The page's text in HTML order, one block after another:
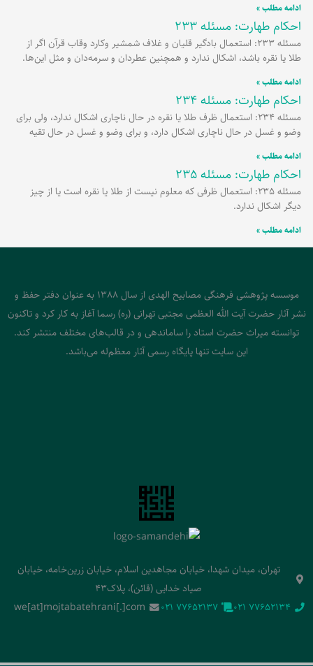
ادامه مطلب »
احکام طهارت: مسئله 233
مسئله 233: استعمال بادگیر قلیان و غلاف شمشیر وکارد وقاب قرآن اگر از
طلا یا نقره باشد، اشکال ندارد و همچنین عطردان و سرمه‌دان و مثل این‌ها.
ادامه مطلب »
احکام طهارت: مسئله 234
مسئله 234: استعمال ظرف طلا یا نقره در حال ناچاری اشکال ندارد، ولی برای
وضو و غسل در حال ناچاری اشکال دارد، و برای وضو و غسل در حال تقیه
ادامه مطلب »
احکام طهارت: مسئله 235
مسئله 235: استعمال ظرفی که معلوم نیست از طلا یا نقره است یا از چیز
دیگر اشکال ندارد.
ادامه مطلب »
موسسه پژوهشی فرهنگی مصابیح الهدی از سال 1388 به عنوان دفتر حفظ و
نشر آثار حضرت آیت الله العظمی مجتبی تهرانی (ره) رسما آغاز به کار کرد و تاکنون
توانسته میراث حضرت استاد را ساماندهی و در قالب‌های مختلف منتشر کند.
این سایت تنها پایگاه رسمی آثار معظم‌له می‌باشد.
تهران، میدان شهدا، خیابان مجاهدین اسلام، خیابان زرین‌خامه، خیابان
صیاد خدایی (قائن)، پلاک43
‭021 77652134‬
‭021 77652137‬
we[at]mojtabatehrani[.]com